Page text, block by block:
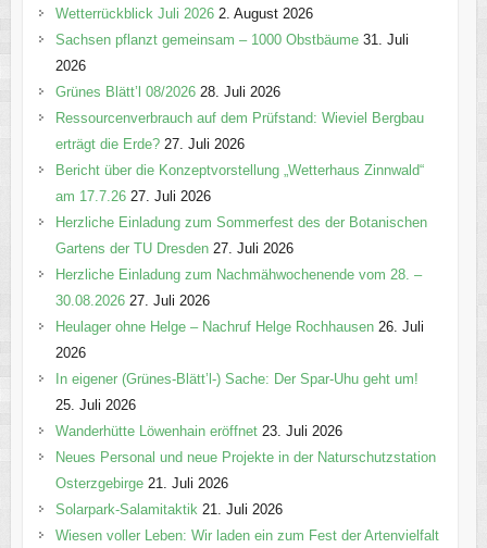
o
r
e
n
Wetterrückblick Juli 2026 2. August 2026
Sachsen pflanzt gemeinsam – 1000 Obstbäume 31. Juli
2026
Grünes Blätt’l 08/2026 28. Juli 2026
Ressourcenverbrauch auf dem Prüfstand: Wieviel Bergbau
erträgt die Erde? 27. Juli 2026
Bericht über die Konzeptvorstellung „Wetterhaus Zinnwald“
am 17.7.26 27. Juli 2026
Herzliche Einladung zum Sommerfest des der Botanischen
Gartens der TU Dresden 27. Juli 2026
Herzliche Einladung zum Nachmähwochenende vom 28. –
30.08.2026 27. Juli 2026
Heulager ohne Helge – Nachruf Helge Rochhausen 26. Juli
2026
In eigener (Grünes-Blätt’l-) Sache: Der Spar-Uhu geht um!
25. Juli 2026
Wanderhütte Löwenhain eröffnet 23. Juli 2026
Neues Personal und neue Projekte in der Naturschutzstation
Osterzgebirge 21. Juli 2026
Solarpark-Salamitaktik 21. Juli 2026
Wiesen voller Leben: Wir laden ein zum Fest der Artenvielfalt